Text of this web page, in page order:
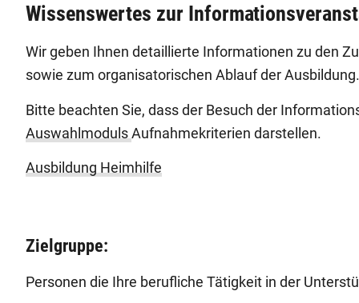
Wissenswertes zur
Wir geben Ihnen detaillierte Informationen zu den
sowie zum organisatorischen Ablauf der Ausbildung.
Bitte beachten Sie, dass der Besuch der
AuswahlmodulsAufnahmekriterien darstellen.
Ausbildung Heimhilfe
Zielgruppe:
Personen die Ihre berufliche Tätigkeit in der